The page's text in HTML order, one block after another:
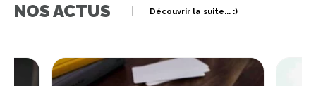
NOS ACTUS Découvrir la suite... :)